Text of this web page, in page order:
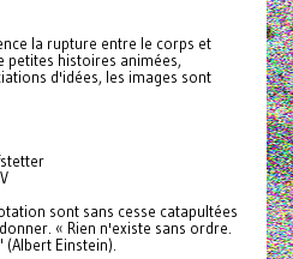
la rupture entre le corps et
petites histoires animées,
d'idées, les images sont
sont sans cesse catapultées
« Rien n'existe sans ordre.
Einstein).